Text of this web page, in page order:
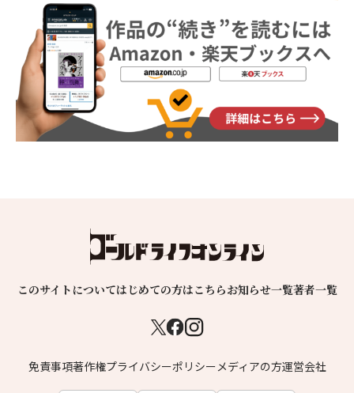
このサイトについてはじめての方はこちらお知らせ一覧著者一覧
免責事項著作権プライバシーポリシーメディアの方運営会社